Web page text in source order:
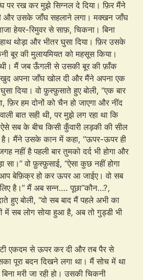
पर रख कर मुझे सिग्नल दे दिया। फ़िर मैंने
और उसके जाँघ सहलाने लगा। मक्खन जाँघ
हेयर-रिमुवर से साफ़, चिकना। बिना
थोड़ा और भीतर घुसा दिया। फ़िर उसके
बूर की मुलायमियत को महसूस किया।
मैं जब ऊँगली से उसकी बूर की फ़ाँक
खुद अपना जाँघ खोल दी और मैंने अपना एक
दिया। वो फ़ुस्फ़ुसाते हुए बोली, “एक बार
हम दोनों को चैन हो जाएगा और नींद
बात सही थी, पर मुझे लग रहा था कि
ऐसे सब के बीच किसी कुँवारी लड़की की सील
मैंने उसके कान में कहा, “ऊपर-ऊपर ही
नहीं है पहली बार तुमको दर्द भी होगा और
सा।” वो फ़ुस्फ़ुसाई, “ऐसा कुछ नहीं होगा
बेफ़िक्र हो कर ऊपर आ जाईए। वो सब
है।” मैं अब सन्न…. पूछा”कौन…?,
हुए बोली, “वो सब बाद मैं पहले अभी का
में सब लोग सोया हुआ है, अब तो गुड्डी भी
एकदम से ऊपर कर दी और तब पैर से
पूरा बदन दिखने लगा था। मैं सोच में था
मरी जा रही हो। उसकी चिकनी